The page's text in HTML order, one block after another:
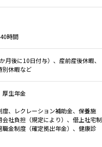
時間
後に10日付与）、産前産後休暇、
別休暇など
厚生年金
度、レクレーション補助金、保養施
社負担（規定により）、借上社宅制
金制度（確定拠出年金）、健康診